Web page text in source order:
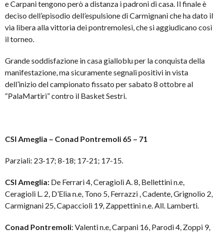
e Carpani tengono però a distanza i padroni di casa. Il finale è
deciso dell’episodio dell’espulsione di Carmignani che ha dato il
via libera alla vittoria dei pontremolesi, che si aggiudicano così
il torneo.
Grande soddisfazione in casa gialloblu per la conquista della
manifestazione, ma sicuramente segnali positivi in vista
dell’inizio del campionato fissato per sabato 8 ottobre al
“PalaMartiri” contro il Basket Sestri.
CSI Ameglia – Conad Pontremoli 65 – 71
Parziali: 23-17; 8-18; 17-21; 17-15.
CSI Ameglia: De Ferrari 4, Ceragioli A. 8, Bellettini n.e,
Ceragioli L. 2, D’Elia n.e, Tono 5, Ferrazzi , Cadente, Grignolio 2,
Carmignani 25, Capaccioli 19, Zappettini n.e. All. Lamberti.
Conad Pontremoli: Valenti n.e, Carpani 16, Parodi 4, Zoppi 9,